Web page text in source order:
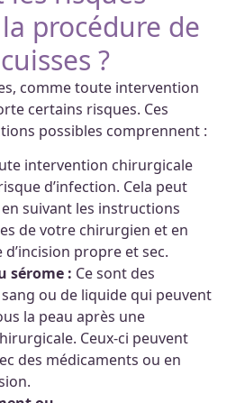
procédure de
?
comme toute intervention
certains risques. Ces
possibles comprennent :
intervention chirurgicale
d’infection. Cela peut
suivant les instructions
de votre chirurgien et en
propre et sec.
sérome : Ce sont des
ou de liquide qui peuvent
la peau après une
Ceux-ci peuvent
des médicaments ou en